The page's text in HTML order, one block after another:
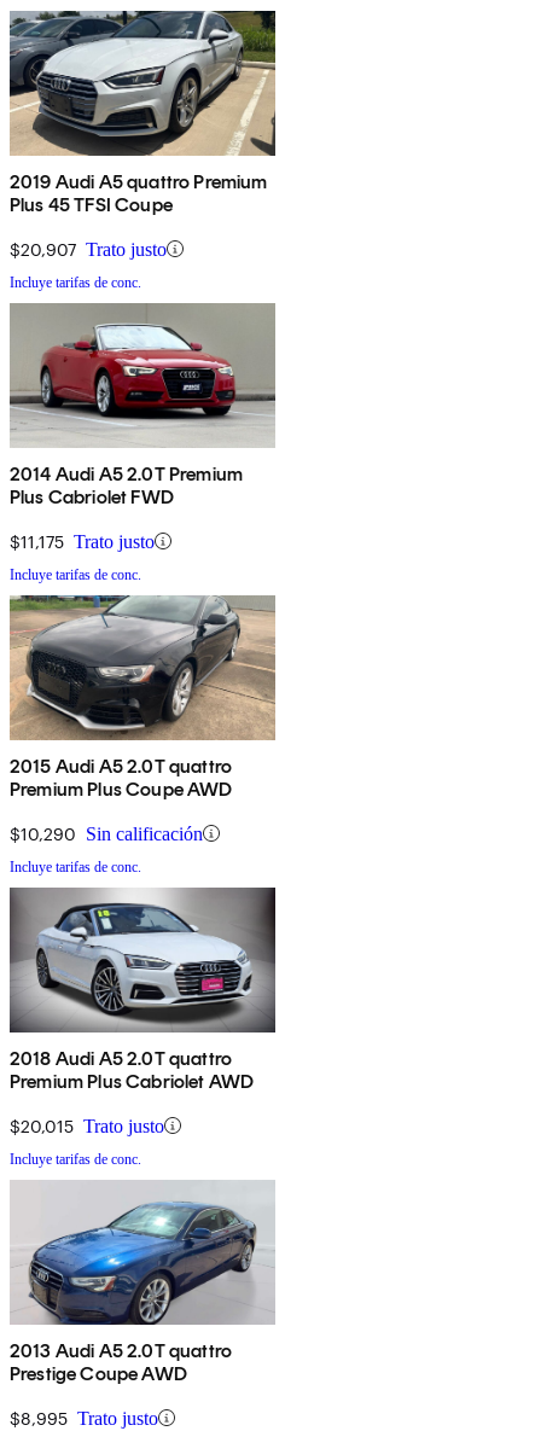
2019 Audi A5 quattro Premium
Plus 45 TFSI Coupe
$20,907 Trato justo
Incluye tarifas de conc.
2014 Audi A5 2.0T Premium
Plus Cabriolet FWD
$11,175 Trato justo
Incluye tarifas de conc.
2015 Audi A5 2.0T quattro
Premium Plus Coupe AWD
$10,290 Sin calificación
Incluye tarifas de conc.
2018 Audi A5 2.0T quattro
Premium Plus Cabriolet AWD
$20,015 Trato justo
Incluye tarifas de conc.
2013 Audi A5 2.0T quattro
Prestige Coupe AWD
$8,995 Trato justo